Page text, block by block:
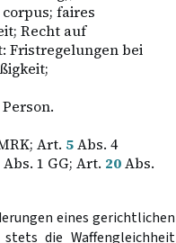
faires
Recht auf
Fristregelungen bei
Art. 5Abs. 4
Abs. 1 GG; Art. 20Abs.
eines gerichtlichen
die Waffengleichheit